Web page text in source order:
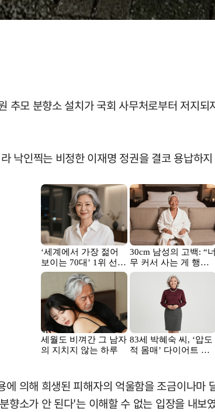
추모 분향소 설치가 국회 사무처로부터 저지
낙인찍는 비정한 이재명 정권을 결코 용납하
의해 희생된 피해자의 억울함을 조금이나
소가 안 된다'는 이해할 수 없는 입장을 내